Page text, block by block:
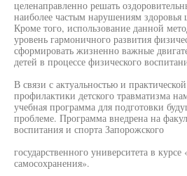
целенаправленно решать
наиболее частым нарушениям
Кроме того, использование данной
уровень гармоничного развития
сформировать жизненно важные
детей в процессе физического
В связи с актуальностью и
профилактики детского травматизма
учебная программа для подготовки
проблеме. Программа внедрена на
воспитания и спорта Запорожского
государственного университета в
самосохранения».